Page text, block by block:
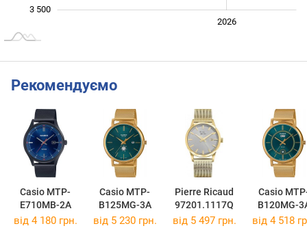
3 500
2026
Рекомендуємо
Casio MTP-
E710MB-2A
Casio MTP-
B125MG-3A
Pierre Ricaud
97201.1117Q
Casio
B120MG-
від 4 180 грн. від 5 230 грн. від 5 497 грн. від 4 518